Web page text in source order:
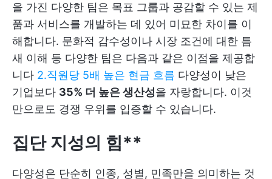
을 가진 다양한 팀은 목표 그룹과 공감할 수 있는 제
품과 서비스를 개발하는 데 있어 미묘한 차이를 이
해합니다. 문화적 감수성이나 시장 조건에 대한 틈
새 이해 등 다양한 팀은 다음과 같은 이점을 제공합
니다 2.직원당 5배 높은 현금 흐름 다양성이 낮은
기업보다 35% 더 높은 생산성을 자랑합니다. 이것
만으로도 경쟁 우위를 입증할 수 있습니다.
집단 지성의 힘**
다양성은 단순히 인종, 성별, 민족만을 의미하는 것